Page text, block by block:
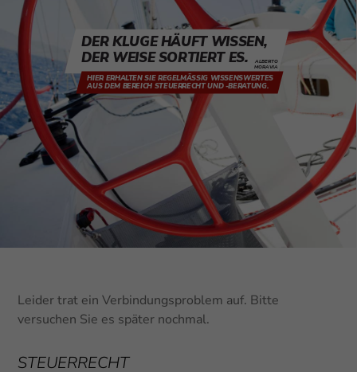
DER KLUGE HÄUFT WISSEN,
DER WEISE SORTIERT ES.
ALBERTO
MORAVIA
HIER ERHALTEN SIE REGELMÄSSIG WISSENSWERTES A
US DEM BEREICH STEUERRECHT UND -BERATUNG.
Leider trat ein Verbindungsproblem auf. Bitte
versuchen Sie es später nochmal.
STEUERRECHT